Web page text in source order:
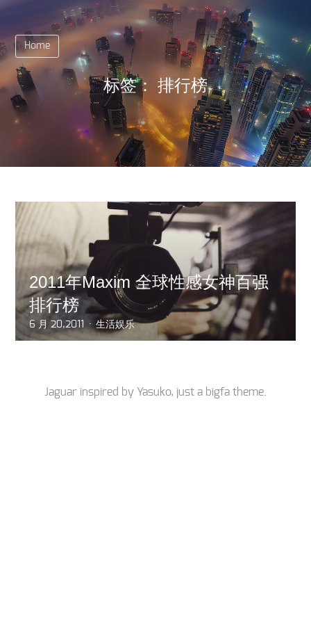
Home
标签： 排行榜
2011年Maxim 全球性感女神百强
排行榜
6 月 20,2011 生活娱乐
Jaguar inspired by Yasuko, just a bigfa theme.